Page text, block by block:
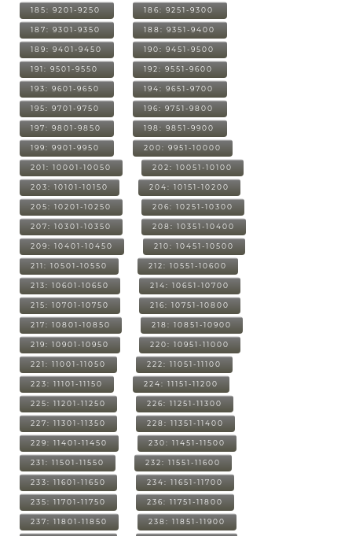
185: 9201-9250 186: 9251-9300
187: 9301-9350 188: 9351-9400
189: 9401-9450 190: 9451-9500
191: 9501-9550 192: 9551-9600
193: 9601-9650 194: 9651-9700
195: 9701-9750 196: 9751-9800
197: 9801-9850 198: 9851-9900
199: 9901-9950 200: 9951-10000
201: 10001-10050 202: 10051-10100
203: 10101-10150 204: 10151-10200
205: 10201-10250 206: 10251-10300
207: 10301-10350 208: 10351-10400
209: 10401-10450 210: 10451-10500
211: 10501-10550 212: 10551-10600
213: 10601-10650 214: 10651-10700
215: 10701-10750 216: 10751-10800
217: 10801-10850 218: 10851-10900
219: 10901-10950 220: 10951-11000
221: 11001-11050 222: 11051-11100
223: 11101-11150 224: 11151-11200
225: 11201-11250 226: 11251-11300
227: 11301-11350 228: 11351-11400
229: 11401-11450 230: 11451-11500
231: 11501-11550 232: 11551-11600
233: 11601-11650 234: 11651-11700
235: 11701-11750 236: 11751-11800
237: 11801-11850 238: 11851-11900